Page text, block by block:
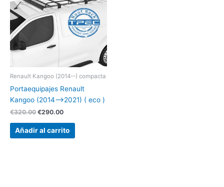
Renault Kangoo (2014--) compacta
Portaequipajes Renault
Kangoo (2014–>2021) ( eco )
€320.00
€320.00.
€290.00
€290.00.
Añadir al carrito